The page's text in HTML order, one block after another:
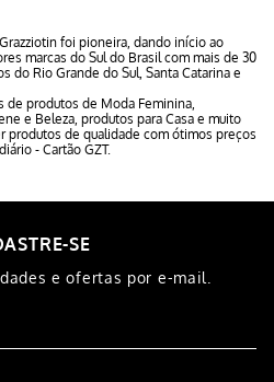
foi pioneira, dando início ao
marcas do Sul do Brasil com mais de 30
do Rio Grande do Sul, Santa Catarina e
de produtos de Moda Feminina,
e Beleza, produtos para Casa e muito
produtos de qualidade com ótimos preços
- Cartão GZT.
SE
e ofertas por e-mail.